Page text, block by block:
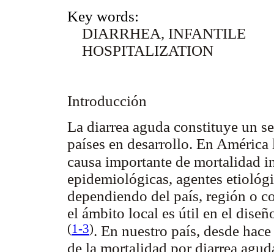
Key words:
DIARRHEA, INFANTILE
HOSPITALIZATION
Introducción
La diarrea aguda constituye un
países en desarrollo. En
causa importante de mortalidad
epidemiológicas, agentes
dependiendo del país, región o
el ámbito local es útil en el
(1-3). En nuestro país, desde
de la mortalidad por diarrea